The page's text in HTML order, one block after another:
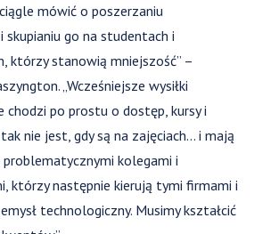
ciągle mówić o poszerzaniu
go na studentach i
którzy stanowią mniejszość” –
„Wcześniejsze wysiłki
chodzi po prostu o dostęp, kursy i
nie jest, gdy są na zajęciach... i mają
problematycznymi kolegami i
którzy następnie kierują tymi firmami i
technologiczny. Musimy kształcić